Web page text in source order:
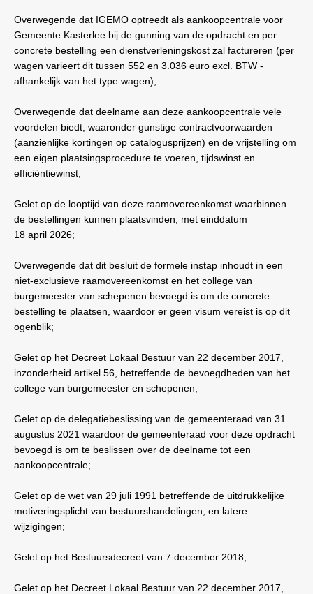
Overwegende dat IGEMO optreedt als aankoopcentrale voor
Gemeente Kasterlee bij de gunning van de opdracht en per
concrete bestelling een dienstverleningskost zal factureren (per
wagen varieert dit tussen 552 en 3.036 euro excl. BTW -
afhankelijk van het type wagen);
Overwegende dat deelname aan deze aankoopcentrale vele
voordelen biedt, waaronder gunstige contractvoorwaarden
(aanzienlijke kortingen op catalogusprijzen) en de vrijstelling om
een eigen plaatsingsprocedure te voeren, tijdswinst en
efficiëntiewinst;
Gelet op de looptijd van deze raamovereenkomst waarbinnen
de bestellingen kunnen plaatsvinden, met einddatum
18 april 2026;
Overwegende dat dit besluit de formele instap inhoudt in een
niet-exclusieve raamovereenkomst en het college van
burgemeester van schepenen bevoegd is om de concrete
bestelling te plaatsen, waardoor er geen visum vereist is op dit
ogenblik;
Gelet op het Decreet Lokaal Bestuur van 22 december 2017,
inzonderheid artikel 56, betreffende de bevoegdheden van het
college van burgemeester en schepenen;
Gelet op de delegatiebeslissing van de gemeenteraad van 31
augustus 2021 waardoor de gemeenteraad voor deze opdracht
bevoegd is om te beslissen over de deelname tot een
aankoopcentrale;
Gelet op de wet van 29 juli 1991 betreffende de uitdrukkelijke
motiveringsplicht van bestuurshandelingen, en latere
wijzigingen;
Gelet op het Bestuursdecreet van 7 december 2018;
Gelet op het Decreet Lokaal Bestuur van 22 december 2017,